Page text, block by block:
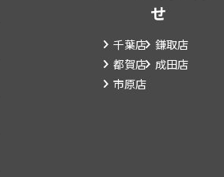
せ
千葉店 鎌取店
都賀店 成田店
市原店